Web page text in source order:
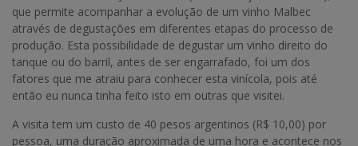
que permite acompanhar a evolução de um vinho Malbec
através de degustações em diferentes etapas do processo de
produção. Esta possibilidade de degustar um vinho direito do
tanque ou do barril, antes de ser engarrafado, foi um dos
fatores que me atraiu para conhecer esta vinícola, pois até
então eu nunca tinha feito isto em outras que visitei.
A visita tem um custo de 40 pesos argentinos (R$ 10,00) por
pessoa, uma duração aproximada de uma hora e acontece nos